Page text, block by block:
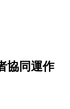
協同運作